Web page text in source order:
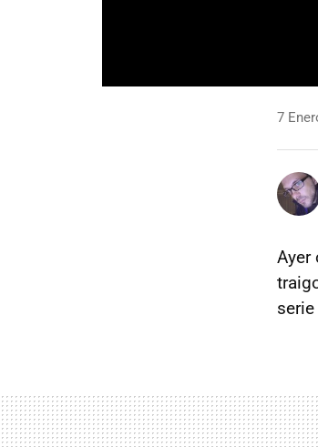
7
Ayer